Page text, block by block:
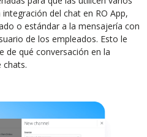
del chat en RO App,
o estándar a la mensajería con
de los empleados. Esto le
de qué conversación en la
chats.